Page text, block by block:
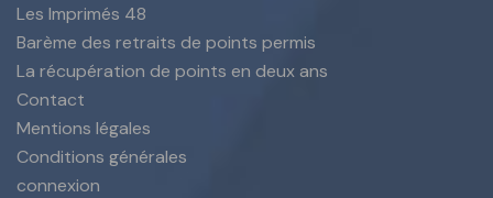
Les Imprimés 48
Barème des retraits de points permis
La récupération de points en deux ans
Contact
Mentions légales
Conditions générales
connexion